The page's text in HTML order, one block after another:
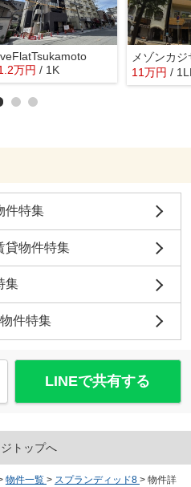
万円 / 1K
メゾンカジ
11万円 /
件特集
貸物件特集
集
件特集
LINEで共有する
トップへ
物件一覧 > スプランディッド8 > 物件詳